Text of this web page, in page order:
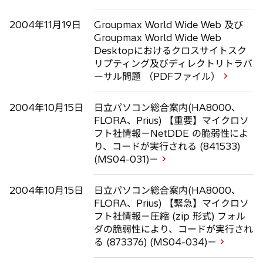
2004年11月19日
Groupmax World Wide Web 及び
Groupmax World Wide Web
Desktopにおけるクロスサイトスク
リプティング及びディレクトリトラバ
ーサル問題 （PDFファイル）
2004年10月15日
日立パソコン総合案内(HA8000、
FLORA、Prius) 【重要】マイクロソ
フト社情報－NetDDE の脆弱性によ
り、コードが実行される (841533)
(MS04-031)－
2004年10月15日
日立パソコン総合案内(HA8000、
FLORA、Prius) 【緊急】マイクロソ
フト社情報－圧縮 (zip 形式) フォル
ダの脆弱性により、コードが実行され
る (873376) (MS04-034)－